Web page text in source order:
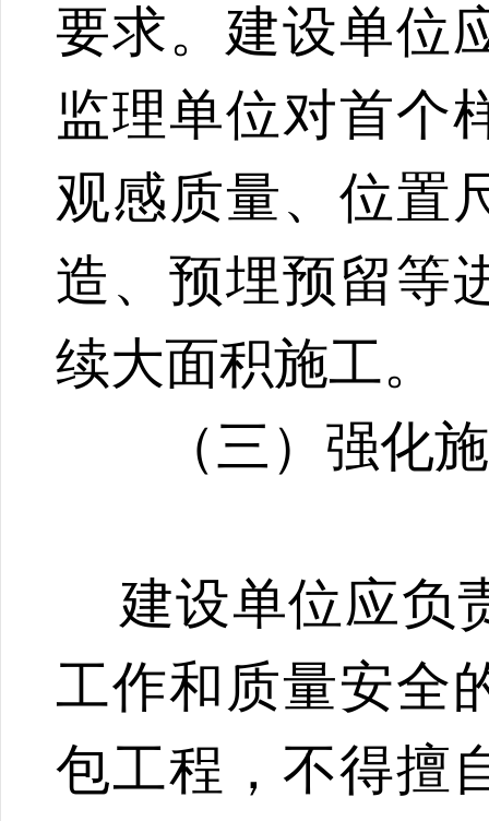
要求。建设单位
监理单位对首个
观感质量、位置
造、预埋预留等
续大面积施工。
（三）强化
建设单位应负
工作和质量安全
包工程，不得擅